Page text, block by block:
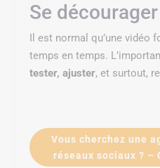
Se
Il est normal qu’une vidéo
temps en temps.
tester, ajuster, et surtout,
Vous cherchez une
réseaux sociaux ? –